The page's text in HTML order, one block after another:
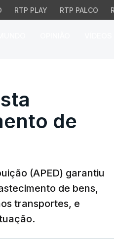
RTP PLAY RTP PALCO
de
(APED) garantiu
de bens,
transportes, e